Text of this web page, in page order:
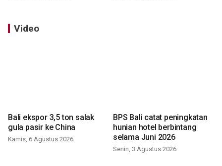
Video
Bali ekspor 3,5 ton salak
gula pasir ke China
Kamis, 6 Agustus 2026
BPS Bali catat peningkatan
hunian hotel berbintang
selama Juni 2026
Senin, 3 Agustus 2026